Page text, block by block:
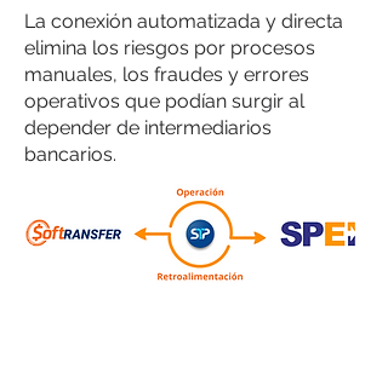
La conexión automatizada y directa
elimina los riesgos por procesos
manuales, los fraudes y errores
operativos que podían surgir al
depender de intermediarios
bancarios.